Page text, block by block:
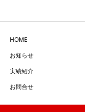
HOME
お知らせ
実績紹介
お問合せ